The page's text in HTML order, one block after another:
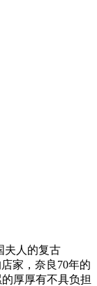
夫人的复古
家，奈良70年的
厚厚有不具负担